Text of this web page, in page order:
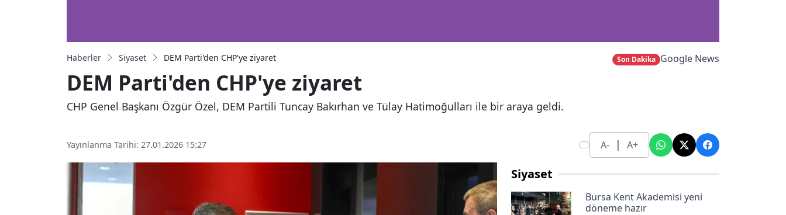
Haberler Siyaset DEM Parti'den CHP'ye ziyaret Son Dakika Google News
DEM Parti'den CHP'ye ziyaret
CHP Genel Başkanı Özgür Özel, DEM Partili Tuncay Bakırhan ve Tülay Hatimoğulları ile bir araya geldi.
Yayınlanma Tarihi: 27.01.2026 15:27 A- | A+
Siyaset
Bursa Kent Akademisi yeni
döneme hazır